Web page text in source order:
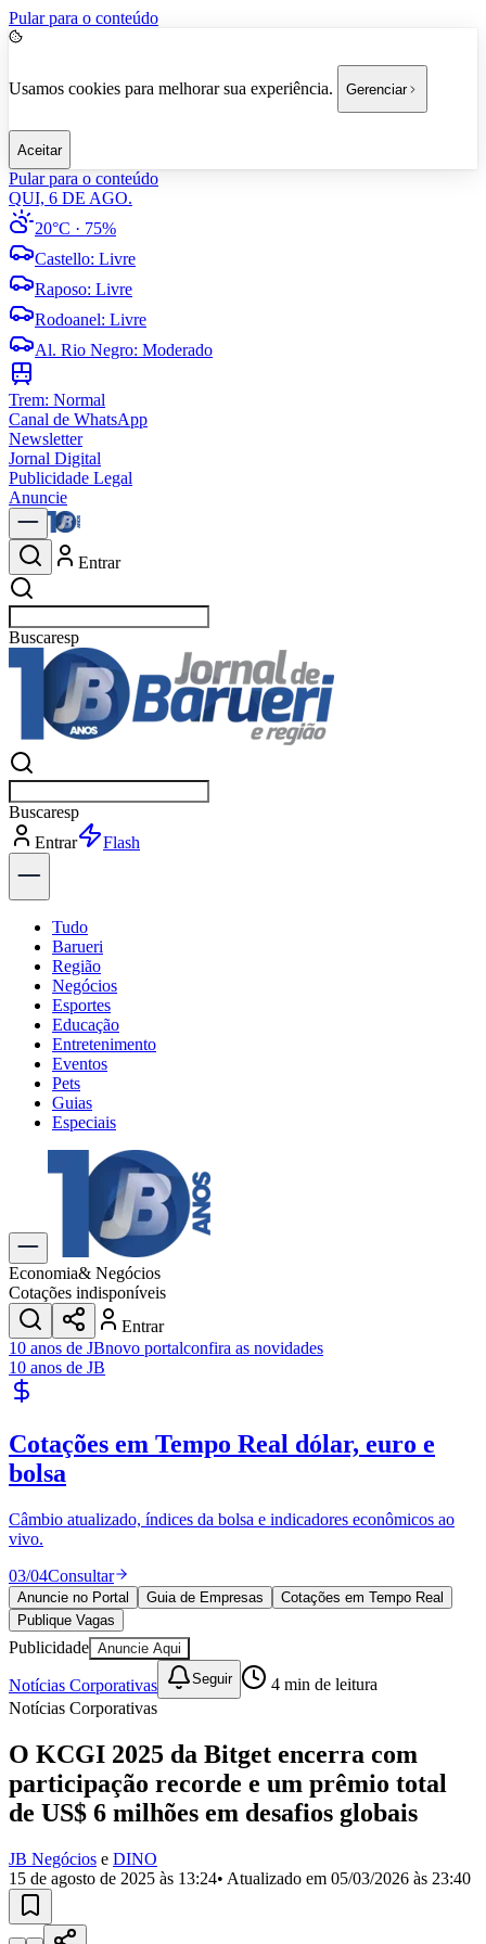
Pular para o conteúdo
Usamos cookies para melhorar sua experiência. Gerenciar
Aceitar
Pular para o conteúdo
QUI, 6 DE AGO.
20°C · 75%
Castello: Livre
Raposo: Livre
Rodoanel: Livre
Al. Rio Negro: Moderado
Trem: Normal
Canal de WhatsApp
Newsletter
Jornal Digital
Publicidade Legal
Anuncie
Entrar
Buscarpol
Buscarpol
Entrar
Explorar
Tudo
Barueri
Região
Negócios
Esportes
Educação
Entretenimento
Eventos
Pets
Guias
Especiais
Explore Tudo
Últimas Notícias
Previsão do Tempo
Trânsito e Rotas
Dia a Dia & Lazer
Transportes
Gastronomia
Cinema & Shows
JogosNovo
Para Sua Empresa
Cadastrar Empresa
Divulgar VagasNovo
Publicidade Legal
Política
Saúde
Segurança
Cultura
Meio Ambiente
Obras
Educação
Bairros de Barueri
Selecione sua regiãoPara notícias da sua região
Aldeia Aldeia da SerraAldeia de BarueriAlphaville Bairro
VistaCalifórnia Carapicuíba
RegiãoCotiaCruz PretaEngenho NovoFazenda
Militar Itapevi
Califórnia
EsperançaJardim Graziela
Economia& Negócios
Cotações indisponíveis
Entrar
10 anos de JBnovo portalconfira as novidades
10 anos de JB
Cotações em Tempo Real dólar, euro e
bolsa
Câmbio atualizado, índices da bolsa e indicadores econômicos ao
vivo.
03/04Consultar
Anuncie no Portal Guia de Empresas
Cotações em Tempo Real
Publique Vagas
Publicidade Anuncie Aqui
Notícias Corporativas Seguir 4 min de leitura
Notícias Corporativas
O KCGI 2025 da Bitget encerra com
participação recorde e um prêmio total
de US$ 6 milhões em desafios globais
JB Negócios e DINO
15 de agosto de 2025 às 13:24• Atualizado em 05/03/2026 às 23:40